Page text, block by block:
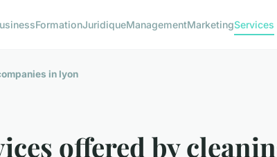
FormationJuridiqueManagementMarketingServices
in lyon
offered by